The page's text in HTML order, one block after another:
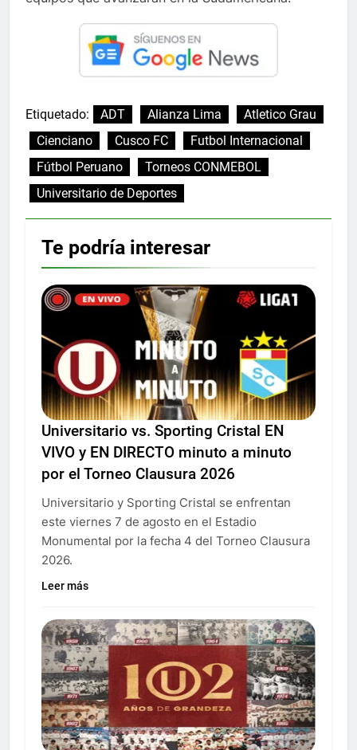
Etiquetado: ADT Alianza Lima
Atletico Grau
Cienciano
Cusco FC
Futbol Internacional
Fútbol Peruano
Torneos CONMEBOL
Universitario de Deportes
Te podría interesar
Universitario vs. Sporting Cristal EN
VIVO y EN DIRECTO minuto a minuto
por el Torneo Clausura 2026
Universitario y Sporting Cristal se enfrentan
este viernes 7 de agosto en el Estadio
Monumental por la fecha 4 del Torneo Clausura
2026.
Leer más